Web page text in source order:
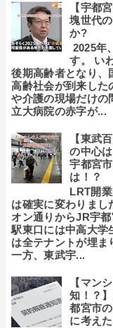
【宇都
塊世代
か?
2025年
す。 い
後期高齢者となり、
高齢社会が到来した
や介護の現場だけ
立大病院の赤字が...
【東武
の中心
宇都宮
は！？
LRT開
は確実に変わりまし
オン通りからJR宇
駅東口には中高大学
は全テナントが埋ま
一方、東武宇...
【マン
知！？
都宮市
に考え